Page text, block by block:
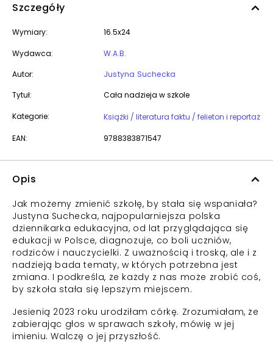
Szczegóły
Wymiary: 16.5x24
Wydawca:
W.A.B.
Autor:
Justyna Suchecka
Tytuł:
Cała nadzieja w szkole
Kategorie: Książki / literatura faktu / felieton i reportaż
EAN: 9788383871547
Opis
Jak możemy zmienić szkołę, by stała się wspaniała?
Justyna Suchecka, najpopularniejsza polska
dziennikarka edukacyjna, od lat przyglądająca się
edukacji w Polsce, diagnozuje, co boli uczniów,
rodziców i nauczycielki. Z uważnością i troską, ale i z
nadzieją bada tematy, w których potrzebna jest
zmiana. I podkreśla, że każdy z nas może zrobić coś,
by szkoła stała się lepszym miejscem.
Jesienią 2023 roku urodziłam córkę. Zrozumiałam, że
zabierając głos w sprawach szkoły, mówię w jej
imieniu. Walczę o jej przyszłość.